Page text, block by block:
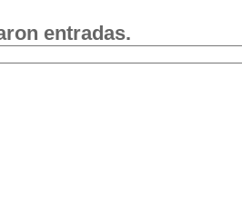
entradas.